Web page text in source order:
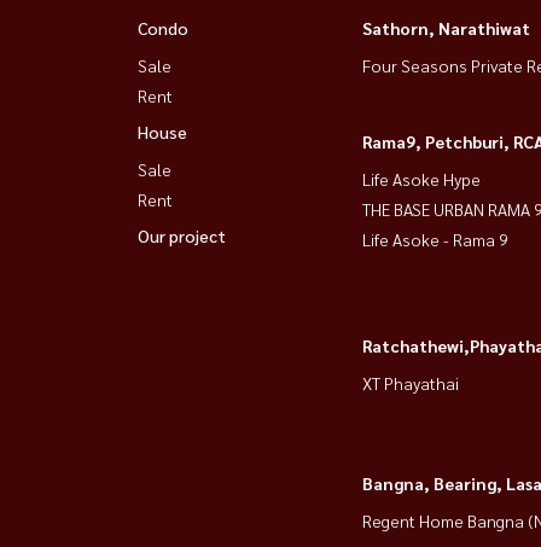
#CondoForRent
🏡 出租：Rhythm Ekkamai Estate 的 2 居室豪
✨ 楼盘亮点：
✅ 面积：85 平方米 |楼层：18层（高层可欣赏
🌊 无边泳池，美景尽收眼底
💆 Sky Wellness Spa（蒸汽浴室和桑拿浴室）
Condo
Sale
Rent
House
Sale
Rent
Our project
Sathorn, Narathiwat
Four Seasons Private
Rama9, Petchburi,
Life Asoke Hype
THE BASE URBAN RAMA 9
Life Asoke - Rama 9
XT Phayathai
Bangna, Bearing,
Regent Home Bangna